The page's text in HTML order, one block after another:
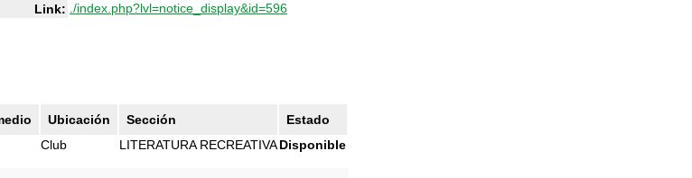
Link: ./index.php?lvl=notice_display&id=596
Ubicación Sección
Estado
Club LITERATURA RECREATIVADisponible